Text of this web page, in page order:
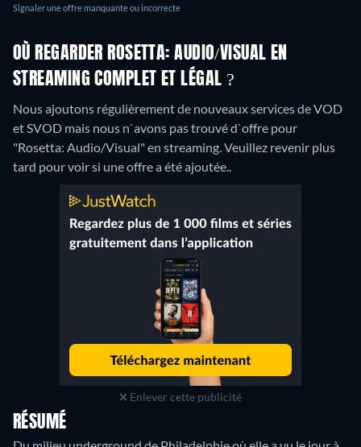
Signaler une offre manquante ou incorrecte
OÙ REGARDER ROSETTA: AUDIO/VISUAL EN
STREAMING COMPLET ET LÉGAL ?
Nous ajoutons régulièrement de nouveaux services de VOD
et SVOD mais nous n`avons pas trouvé d`offre pour
"Rosetta: Audio/Visual" en streaming. Veuillez revenir plus
tard pour voir si une offre a été ajoutée..
Enlever cette publicité
RÉSUMÉ